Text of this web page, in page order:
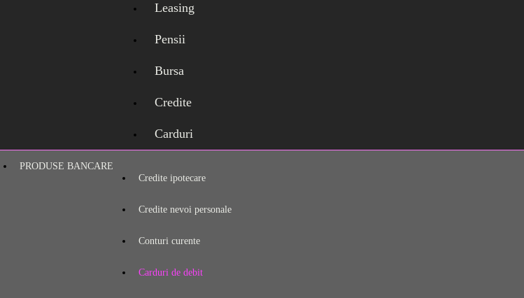
Leasing
Pensii
Bursa
Credite
Carduri
PRODUSE BANCARE
Credite ipotecare
Credite nevoi personale
Conturi curente
Carduri de debit